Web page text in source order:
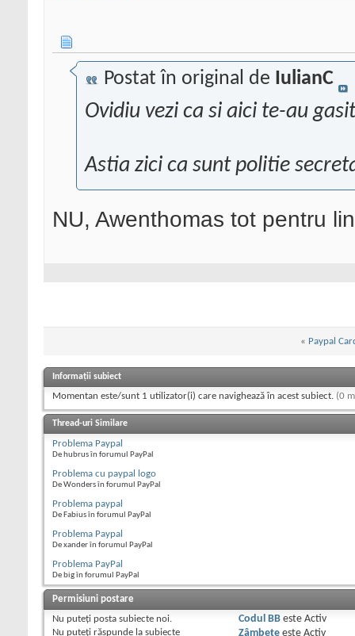
Postat în original de IulianC
Ovidiu vezi ca si aici te-au
Astia zici ca sunt politie
NU, Awenthomas tot pentru
« Paypal
Informații subiect
Momentan este/sunt 1 utilizator(i) care navighează în acest subiect. (0
Thread-uri Similare
Problema Paypal
De hubrus în forumul PayPal
Problema cu paypal logo
De Wonders în forumul PayPal
Problema paypal
De Fabius în forumul PayPal
Problema Paypal
De xander în forumul PayPal
Problema PayPal
De big în forumul PayPal
Permisiuni postare
Nu puteţi posta subiecte noi.
Nu puteţi răspunde la subiecte
Codul BBeste Activ
Zâmbeteeste Activ